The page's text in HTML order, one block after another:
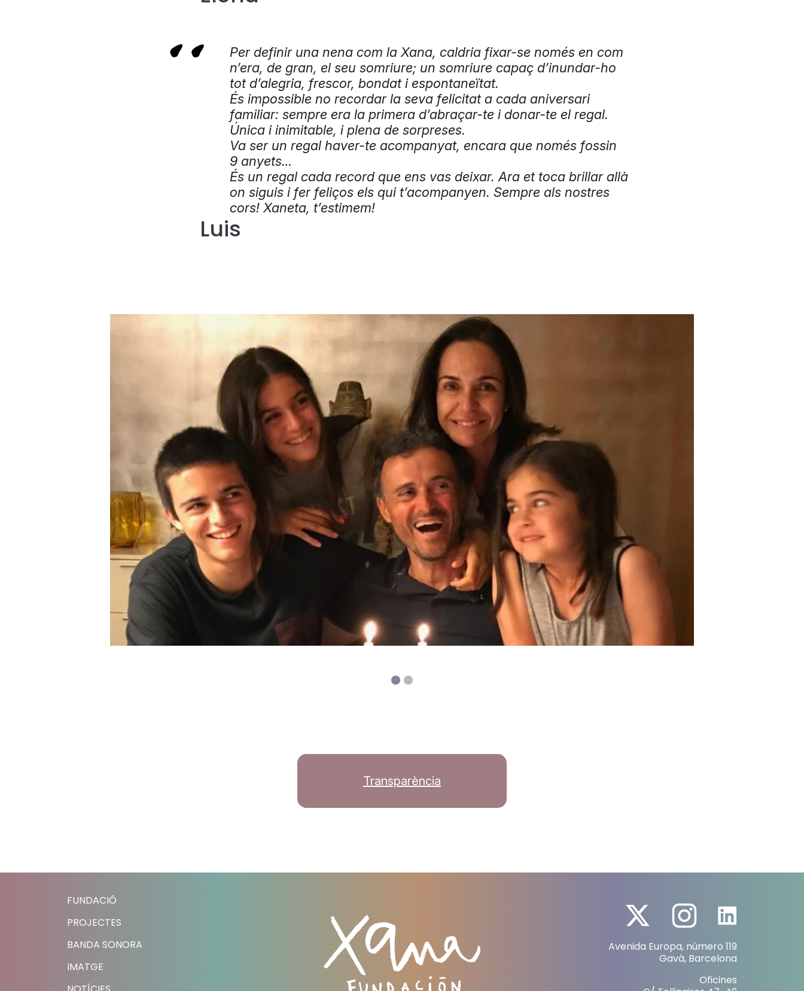
Per definir una nena com la Xana, caldria fixar-se només en com
n’era, de gran, el seu somriure; un somriure capaç d’inundar-ho
tot d’alegria, frescor, bondat i espontaneïtat.
És impossible no recordar la seva felicitat a cada aniversari
familiar: sempre era la primera d’abraçar-te i donar-te el regal.
Única i inimitable, i plena de sorpreses.
Va ser un regal haver-te acompanyat, encara que només fossin
9 anyets…
És un regal cada record que ens vas deixar. Ara et toca brillar allà
on siguis i fer feliços els qui t’acompanyen. Sempre als nostres
cors! Xaneta, t’estimem!
Luis
Transparència
FUNDACIÓ
PROJECTES
BANDA SONORA
IMATGE
Avenida Europa, número 119
Gavà, Barcelona
Oficines